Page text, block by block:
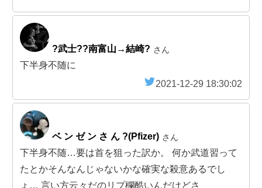
?武士??南富山→結崎? さん
下半身不随に
2021-12-29 18:30:02
ベ ン ゼ ン さ ん ?(Pfizer) さん
下半身不随…要は首を狙った訳か。 何か武道習って
たとかそんなんじゃないかな確実な殺意あるでし
ょ… 言い方云々だのリプ欄酷いんだけどさ